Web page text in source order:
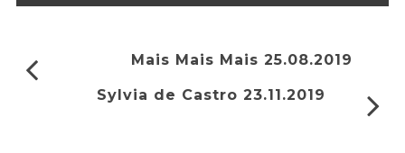
Mais Mais Mais 25.08.2019
Sylvia de Castro 23.11.2019